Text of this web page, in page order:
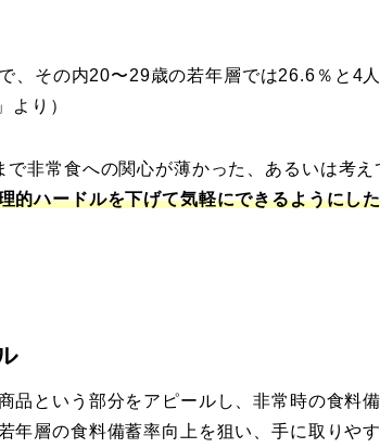
、その内20〜29歳の若年層では26.6％と4
より）
非常食への関心が薄かった、あるいは考え
的ハードルを下げて気軽にできるようにし
品という部分をアピールし、非常時の食料
年層の食料備蓄率向上を狙い、手に取りやす